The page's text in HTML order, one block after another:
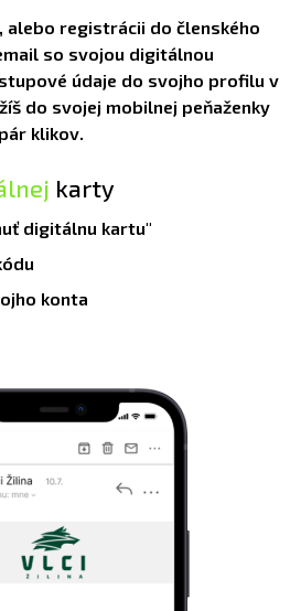
alebo registrácii do členského
so svojou digitálnou
údaje do svojho profilu v
do svojej mobilnej peňaženky
klikov.
karty
digitálnu kartu"
konta